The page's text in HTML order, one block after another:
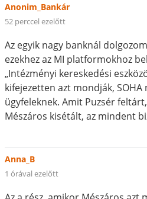
Anonim_Bankár
52 perccel ezelőtt
Az egyik nagy banknál
ezekhez az MI platformokhoz
„Intézményi kereskedési
kifejezetten azt mondják,
ügyfeleknek. Amit Puzsér
Mészáros kisétált, az mindent
Anna_B
1 órával ezelőtt